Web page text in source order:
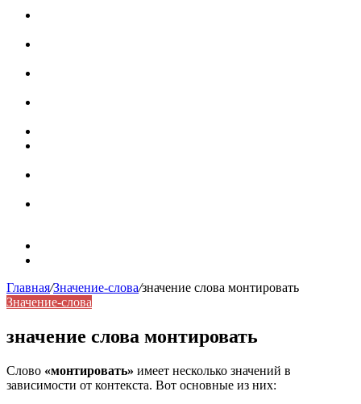
Главная/Значение-слова/значение слова монтировать
Значение-слова
значение слова монтировать
Слово «монтировать» имеет несколько значений в
зависимости от контекста. Вот основные из них: